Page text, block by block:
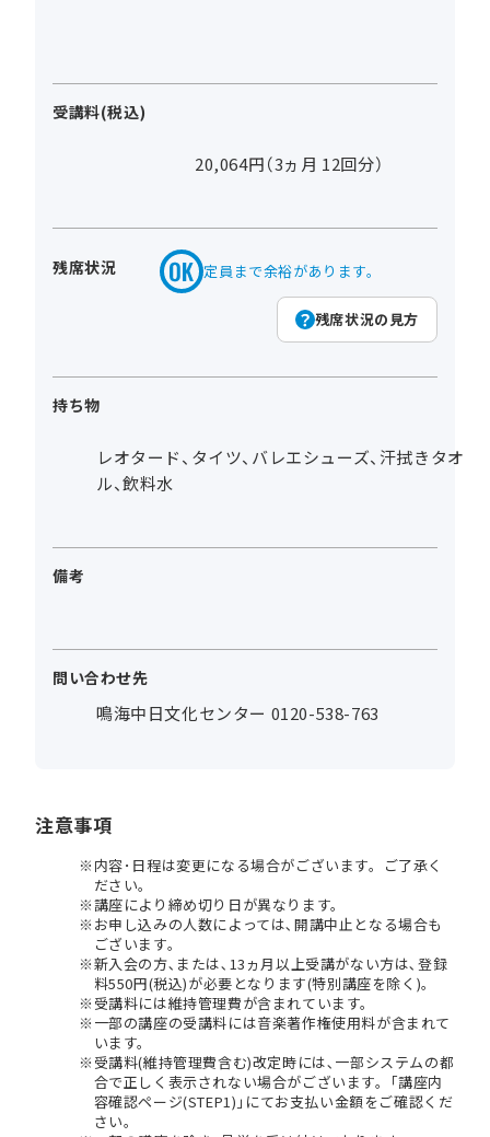
受講料(税込)
20,064円（3ヵ月 12回分）
残席状況 定員まで余裕があります。
残席状況の見方
持ち物
レオタード、タイツ、バレエシューズ、汗拭きタオ
ル、飲料水
備考
問い合わせ先
鳴海中日文化センター 0120-538-763
注意事項
内容･日程は変更になる場合がございます。ご了承く
ださい。
講座により締め切り日が異なります。
お申し込みの人数によっては､開講中止となる場合も
ございます。
新入会の方､または､13ヵ月以上受講がない方は､登録
料550円(税込)が必要となります(特別講座を除く)。
受講料には維持管理費が含まれています。
一部の講座の受講料には音楽著作権使用料が含まれて
います。
受講料(維持管理費含む)改定時には､一部システムの都
合で正しく表示されない場合がございます。｢講座内
容確認ページ(STEP1)｣にてお支払い金額をご確認くだ
さい。